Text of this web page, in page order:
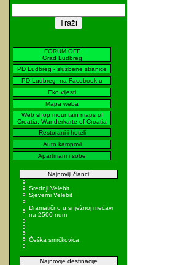
FORUM OFF
Grad Ludbreg
PD Ludbreg - službene stranice
PD Ludbreg- na Facebook-u
Eko vijesti
Mapa weba
Web shop mountain maps of
Croatia, Wanderkarte of Croatia
Restorani i hoteli
Auto kampovi
Apartmani i sobe
Najnoviji članci
Srednji Velebit
Sjeverni Velebit
Dramatično u snježnoj mećavi
na 2500 ndm
Češka smrčkovica
Najnovije destinacije